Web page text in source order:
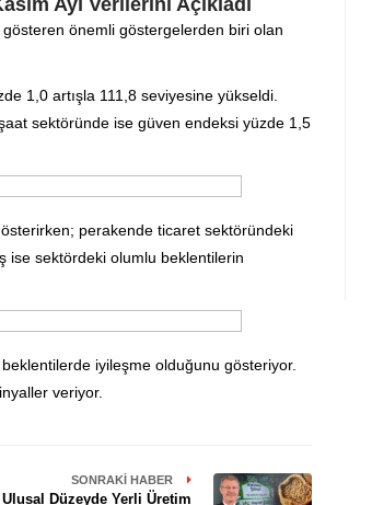
gösteren önemli göstergelerden biri olan
1,0 artışla 111,8 seviyesine yükseldi.
sektöründe ise güven endeksi yüzde 1,5
perakende ticaret sektöründeki
ise sektördeki olumlu beklentilerin
iyileşme olduğunu gösteriyor.
veriyor.
SONRAKI HABER
Düzeyde Yerli Üretim